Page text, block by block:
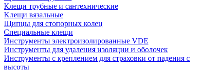
Клещи трубные и сантехнические
Kлещи вязальные
Щипцы для стопорных колец
Специальные клещи
Инструменты электроизолированные VDE
Инструменты для удаления изоляции и оболочек
Инструменты с креплением для страховки от падения с
высоты